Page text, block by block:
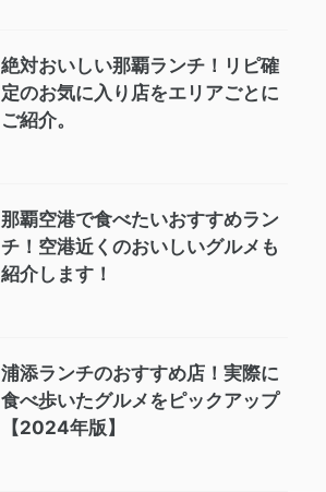
絶対おいしい那覇ランチ！リピ確
定のお気に入り店をエリアごとに
ご紹介。
那覇空港で食べたいおすすめラン
チ！空港近くのおいしいグルメも
紹介します！
浦添ランチのおすすめ店！実際に
食べ歩いたグルメをピックアップ
【2024年版】